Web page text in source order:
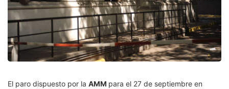
El paro dispuesto por la AMM para el 27 de septiembre en